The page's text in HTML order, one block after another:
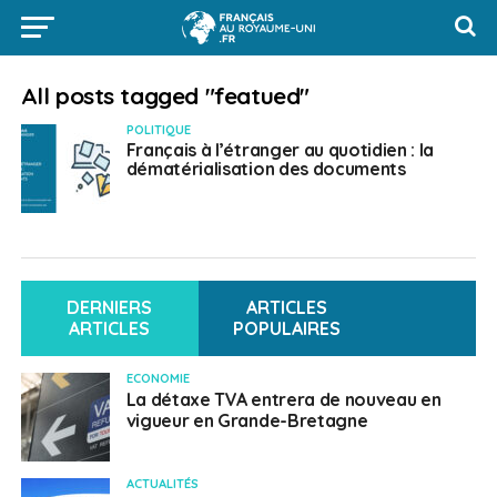
All posts tagged "featued"
POLITIQUE
Français à l’étranger au quotidien : la
dématérialisation des documents
DERNIERS
ARTICLES
ARTICLES
POPULAIRES
ECONOMIE
La détaxe TVA entrera de nouveau en
vigueur en Grande-Bretagne
ACTUALITÉS